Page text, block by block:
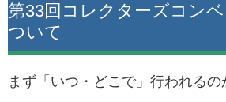
第33回コレクターズコン
ついて
まず「いつ・どこで」行われるの